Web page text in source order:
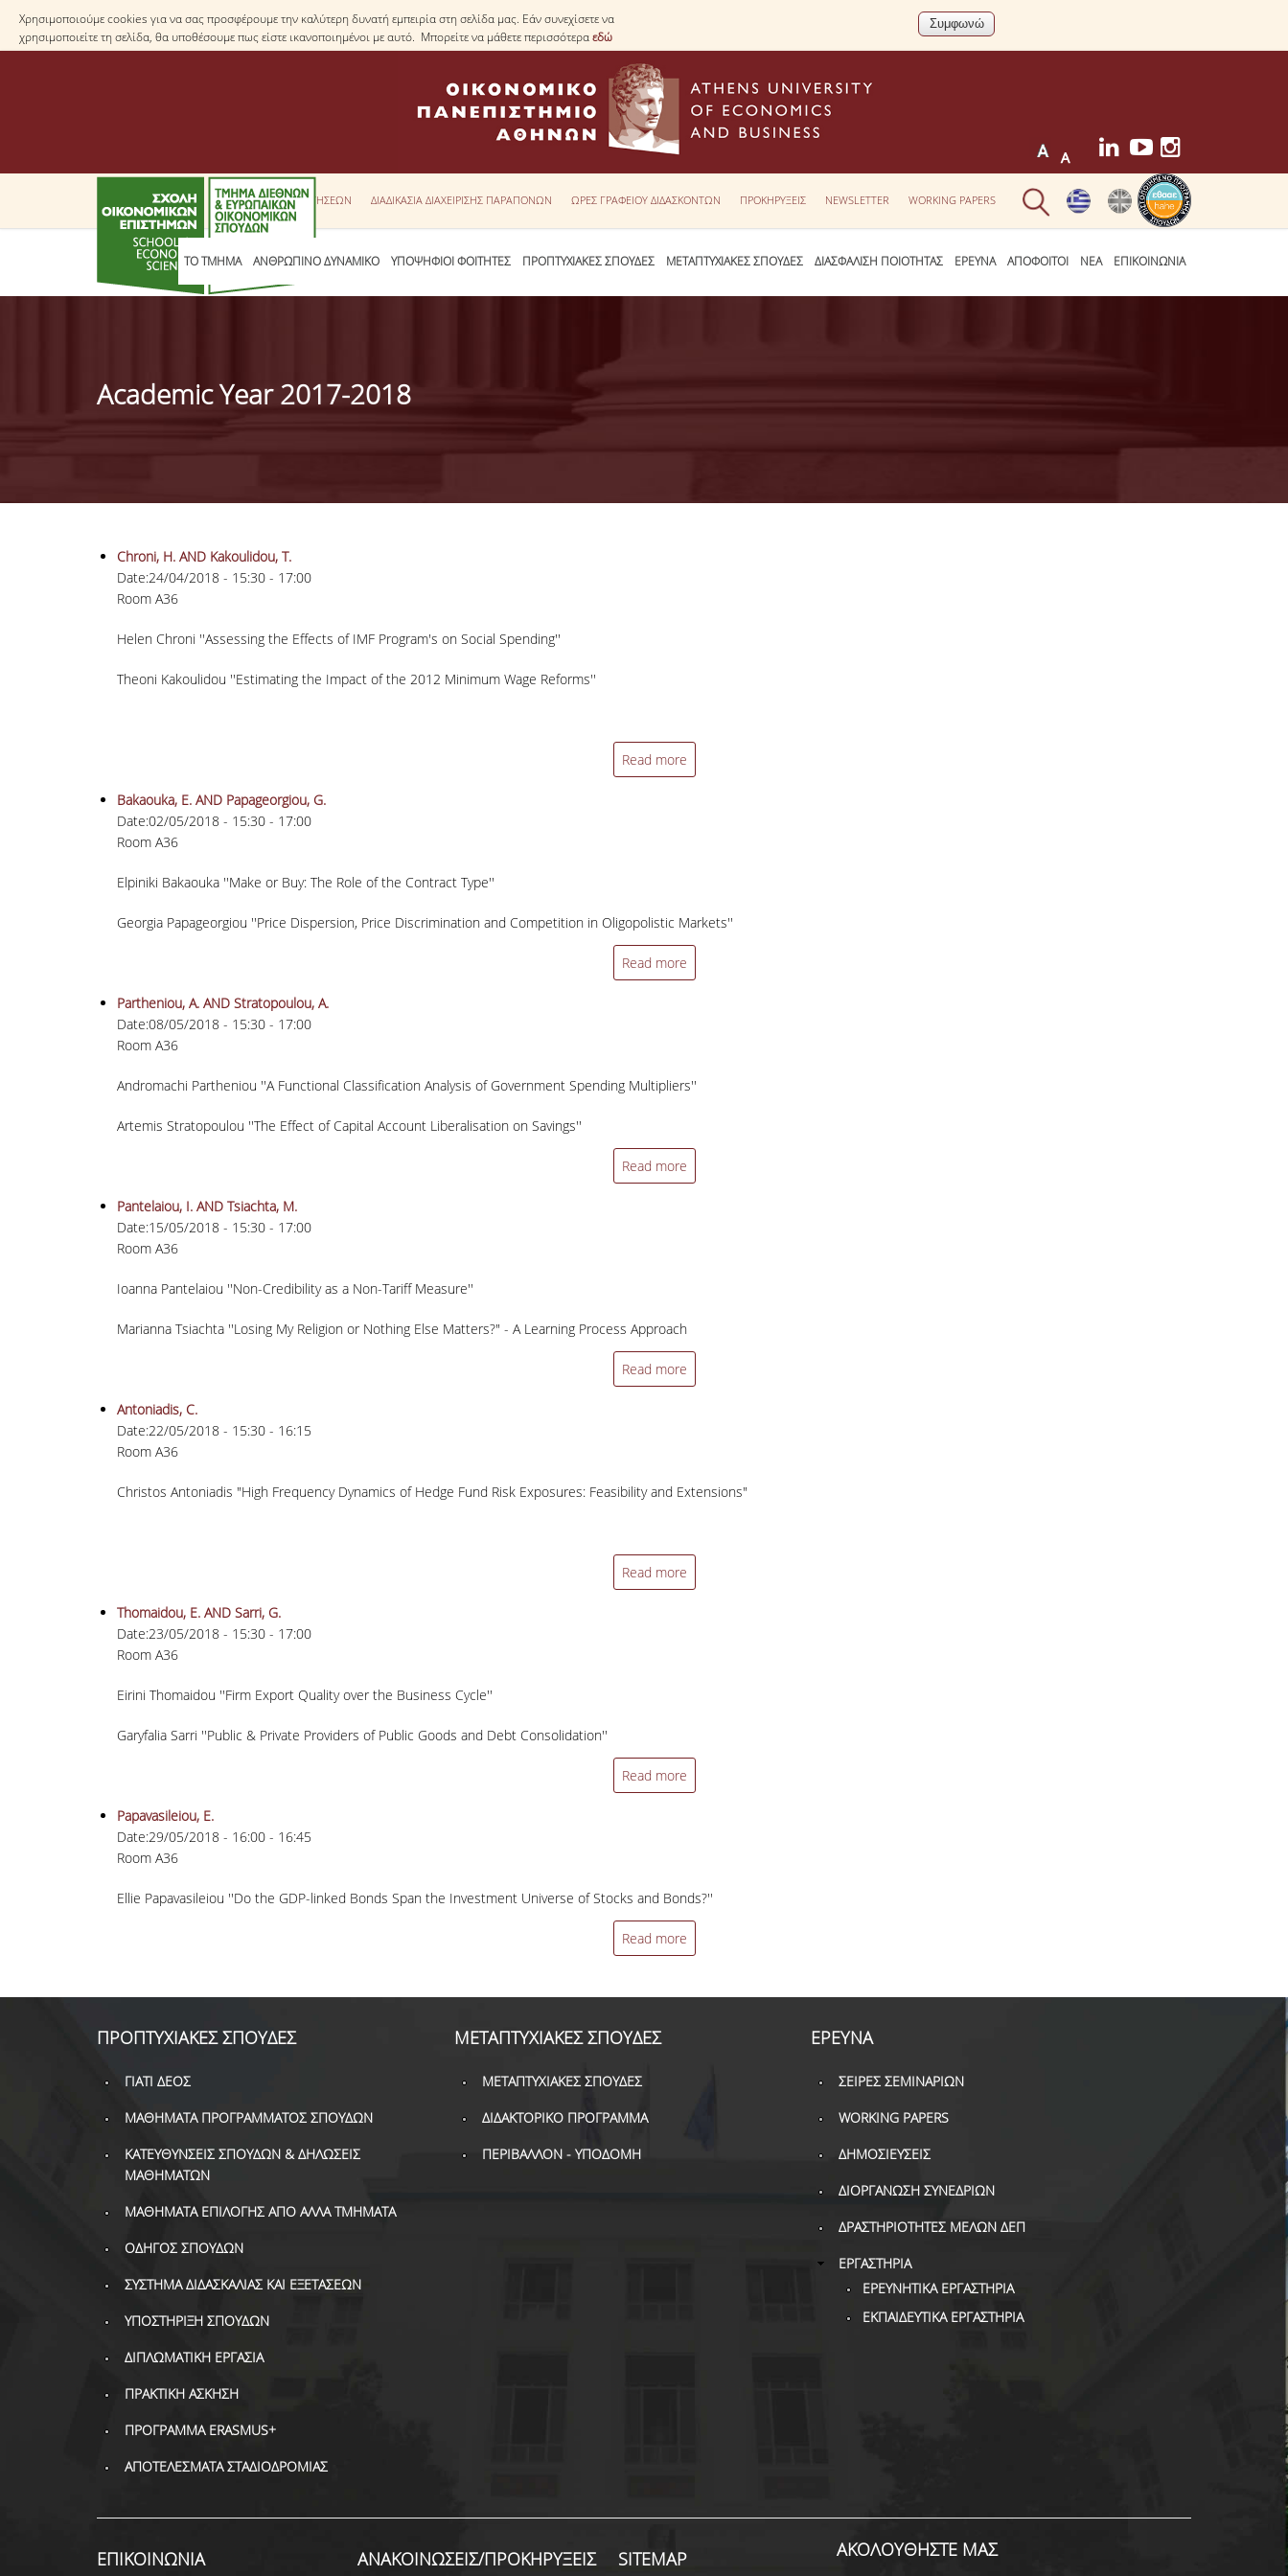
Χρησιμοποιούμε cookies για να σας προσφέρουμε την καλύτερη δυνατή εμπειρία στη σελίδα μας. Εάν συνεχίσετε να
χρησιμοποιείτε τη σελίδα, θα υποθέσουμε πως είστε ικανοποιημένοι με αυτό. Μπορείτε να μάθετε περισσότεραεδώ
ΕΝΤΥΠΑ ΑΙΤΗΣΕΩΝ ΔΙΑΔΙΚΑΣΙΑ ΔΙΑΧΕΙΡΙΣΗΣ ΠΑΡΑΠΟΝΩΝ ΩΡΕΣ ΓΡΑΦΕΙΟΥ ΔΙΔΑΣΚΟΝΤΩΝ ΠΡΟΚΗΡΥΞΕΙΣ NEWSLETTER WORKING PAPERS
ΤΟ ΤΜΗΜΑ ΑΝΘΡΩΠΙΝΟ ΔΥΝΑΜΙΚΟ ΥΠΟΨΗΦΙΟΙ ΦΟΙΤΗΤΕΣ ΠΡΟΠΤΥΧΙΑΚΕΣ ΣΠΟΥΔΕΣ ΜΕΤΑΠΤΥΧΙΑΚΕΣ ΣΠΟΥΔΕΣ ΔΙΑΣΦΑΛΙΣΗ ΠΟΙΟΤΗΤΑΣ ΕΡΕΥΝΑ ΑΠΟΦΟΙΤΟΙ ΝΕΑ ΕΠΙΚΟΙΝΩΝΙΑ
Academic Year 2017-2018
Chroni, H. AND Kakoulidou, T.
Date:24/04/2018 - 15:30 - 17:00
Room A36
Helen Chroni ''Assessing the Effects of IMF Program's on Social Spending''
Theoni Kakoulidou ''Estimating the Impact of the 2012 Minimum Wage Reforms''
Read more
Bakaouka, E. AND Papageorgiou, G.
Date:02/05/2018 - 15:30 - 17:00
Room A36
Elpiniki Bakaouka ''Make or Buy: The Role of the Contract Type''
Georgia Papageorgiou ''Price Dispersion, Price Discrimination and Competition in Oligopolistic Markets''
Read more
Partheniou, A. AND Stratopoulou, A.
Date:08/05/2018 - 15:30 - 17:00
Room A36
Andromachi Partheniou ''A Functional Classification Analysis of Government Spending Multipliers''
Artemis Stratopoulou ''The Effect of Capital Account Liberalisation on Savings''
Read more
Pantelaiou, I. AND Tsiachta, M.
Date:15/05/2018 - 15:30 - 17:00
Room A36
Ioanna Pantelaiou ''Non-Credibility as a Non-Tariff Measure''
Marianna Tsiachta ''Losing My Religion or Nothing Else Matters?" - A Learning Process Approach
Read more
Antoniadis, C.
Date:22/05/2018 - 15:30 - 16:15
Room A36
Christos Antoniadis "High Frequency Dynamics of Hedge Fund Risk Exposures: Feasibility and Extensions"
Read more
Thomaidou, E. AND Sarri, G.
Date:23/05/2018 - 15:30 - 17:00
Room A36
Eirini Thomaidou ''Firm Export Quality over the Business Cycle''
Garyfalia Sarri ''Public & Private Providers of Public Goods and Debt Consolidation''
Read more
Papavasileiou, E.
Date:29/05/2018 - 16:00 - 16:45
Room A36
Ellie Papavasileiou ''Do the GDP-linked Bonds Span the Investment Universe of Stocks and Bonds?''
Read more
ΠΡΟΠΤΥΧΙΑΚΕΣ ΣΠΟΥΔΕΣ
ΓΙΑΤΙ ΔΕΟΣ
ΜΑΘΗΜΑΤΑ ΠΡΟΓΡΑΜΜΑΤΟΣ ΣΠΟΥΔΩΝ
ΚΑΤΕΥΘΥΝΣΕΙΣ ΣΠΟΥΔΩΝ & ΔΗΛΩΣΕΙΣ
ΜΑΘΗΜΑΤΩΝ
ΜΑΘΗΜΑΤΑ ΕΠΙΛΟΓΗΣ ΑΠΟ ΑΛΛΑ ΤΜΗΜΑΤΑ
ΟΔΗΓΟΣ ΣΠΟΥΔΩΝ
ΣΥΣΤΗΜΑ ΔΙΔΑΣΚΑΛΙΑΣ ΚΑΙ ΕΞΕΤΑΣΕΩΝ
ΥΠΟΣΤΗΡΙΞΗ ΣΠΟΥΔΩΝ
ΔΙΠΛΩΜΑΤΙΚΗ ΕΡΓΑΣΙΑ
ΠΡΑΚΤΙΚΗ ΑΣΚΗΣΗ
ΠΡΟΓΡΑΜΜΑ ERASMUS+
ΑΠΟΤΕΛΕΣΜΑΤΑ ΣΤΑΔΙΟΔΡΟΜΙΑΣ
ΜΕΤΑΠΤΥΧΙΑΚΕΣ ΣΠΟΥΔΕΣ
ΜΕΤΑΠΤΥΧΙΑΚΕΣ ΣΠΟΥΔΕΣ
ΔΙΔΑΚΤΟΡΙΚΟ ΠΡΟΓΡΑΜΜΑ
ΠΕΡΙΒΑΛΛΟΝ - ΥΠΟΔΟΜΗ
ΕΡΕΥΝΑ
ΣΕΙΡΕΣ ΣΕΜΙΝΑΡΙΩΝ
WORKING PAPERS
ΔΗΜΟΣΙΕΥΣΕΙΣ
ΔΙΟΡΓΑΝΩΣΗ ΣΥΝΕΔΡΙΩΝ
ΔΡΑΣΤΗΡΙΟΤΗΤΕΣ ΜΕΛΩΝ ΔΕΠ
ΕΡΓΑΣΤΗΡΙΑ
ΕΡΕΥΝΗΤΙΚΑ ΕΡΓΑΣΤΗΡΙΑ
ΕΚΠΑΙΔΕΥΤΙΚΑ ΕΡΓΑΣΤΗΡΙΑ
ΕΠΙΚΟΙΝΩΝΙΑ ΑΝΑΚΟΙΝΩΣΕΙΣ/ΠΡΟΚΗΡΥΞΕΙΣ SITEMAP ΑΚΟΛΟΥΘΗΣΤΕ ΜΑΣ